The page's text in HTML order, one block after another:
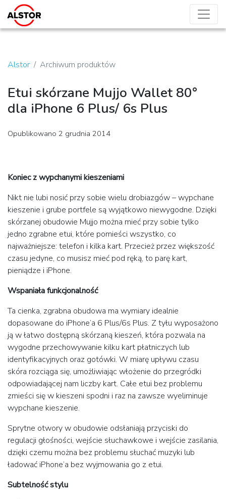
Alstor Archiwum produktów
Etui skórzane Mujjo Wallet 80°
dla iPhone 6 Plus/ 6s Plus
Opublikowano 2 grudnia 2014
Koniec z wypchanymi kieszeniami
Nikt nie lubi nosić przy sobie wielu drobiazgów – wypchane
kieszenie i grube portfele są wyjątkowo niewygodne. Dzięki
skórzanej obudowie Mujjo można mieć przy sobie tylko
jedno zgrabne etui, które pomieści wszystko, co
najważniejsze: telefon i kilka kart. Przecież przez większość
czasu jedyne, co musisz mieć pod ręką, to parę kart,
pieniądze i iPhone.
Wspaniała funkcjonalność
Ta cienka, zgrabna obudowa ma wymiary idealnie
dopasowane do iPhone’a 6 Plus/6s Plus. Z tyłu wyposażono
ją w łatwo dostępną skórzaną kieszeń, która pozwala na
wygodne przechowywanie kilku kart płatniczych lub
identyfikacyjnych oraz gotówki. W miarę upływu czasu
skóra rozciąga się, umożliwiając włożenie do przegródki
odpowiadającej nam liczby kart. Całe etui bez problemu
zmieści się w kieszeni spodni i raz na zawsze wyeliminuje
wypchane kieszenie.
Sprytne otwory w obudowie odsłaniają przyciski do
regulacji głośności, wejście słuchawkowe i wejście zasilania,
dzięki czemu można bez problemu słuchać muzyki lub
ładować iPhone’a bez wyjmowania go z etui.
Subtelność stylu